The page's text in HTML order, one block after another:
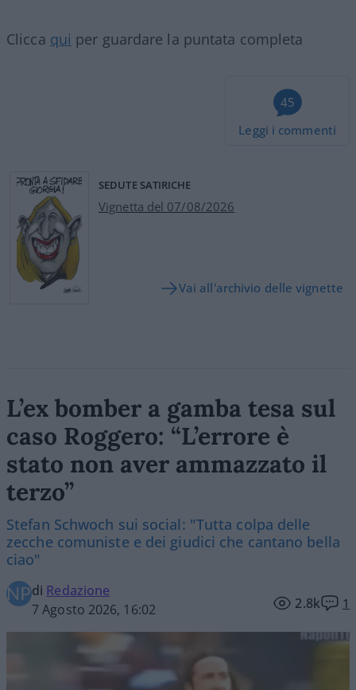
Clicca qui per guardare la puntata completa
45
Leggi i commenti
SEDUTE SATIRICHE
Vignetta del 07/08/2026
Vai all'archivio delle vignette
L’ex bomber a gamba tesa sul
caso Roggero: “L’errore è
stato non aver ammazzato il
terzo”
Stefan Schwoch sui social: "Tutta colpa delle
zecche comuniste e dei giudici che cantano bella
ciao"
di Redazione
7 Agosto 2026, 16:02
2.8k 1